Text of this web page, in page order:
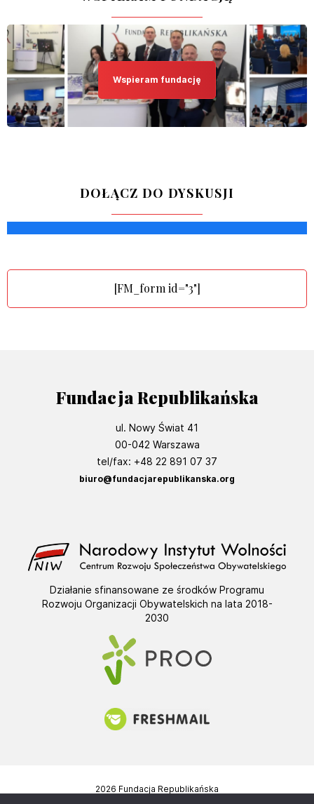
Wspieram fundację
DOŁĄCZ DO DYSKUSJI
[FM_form id="3"]
Fundacja Republikańska
ul. Nowy Świat 41
00-042 Warszawa
tel/fax: +48 22 891 07 37
biuro@fundacjarepublikanska.org
Działanie sfinansowane ze środków Programu
Rozwoju Organizacji Obywatelskich na lata 2018-
2030
2026 Fundacja Republikańska